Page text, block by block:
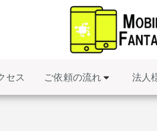
セス ご依頼の流れ 法人